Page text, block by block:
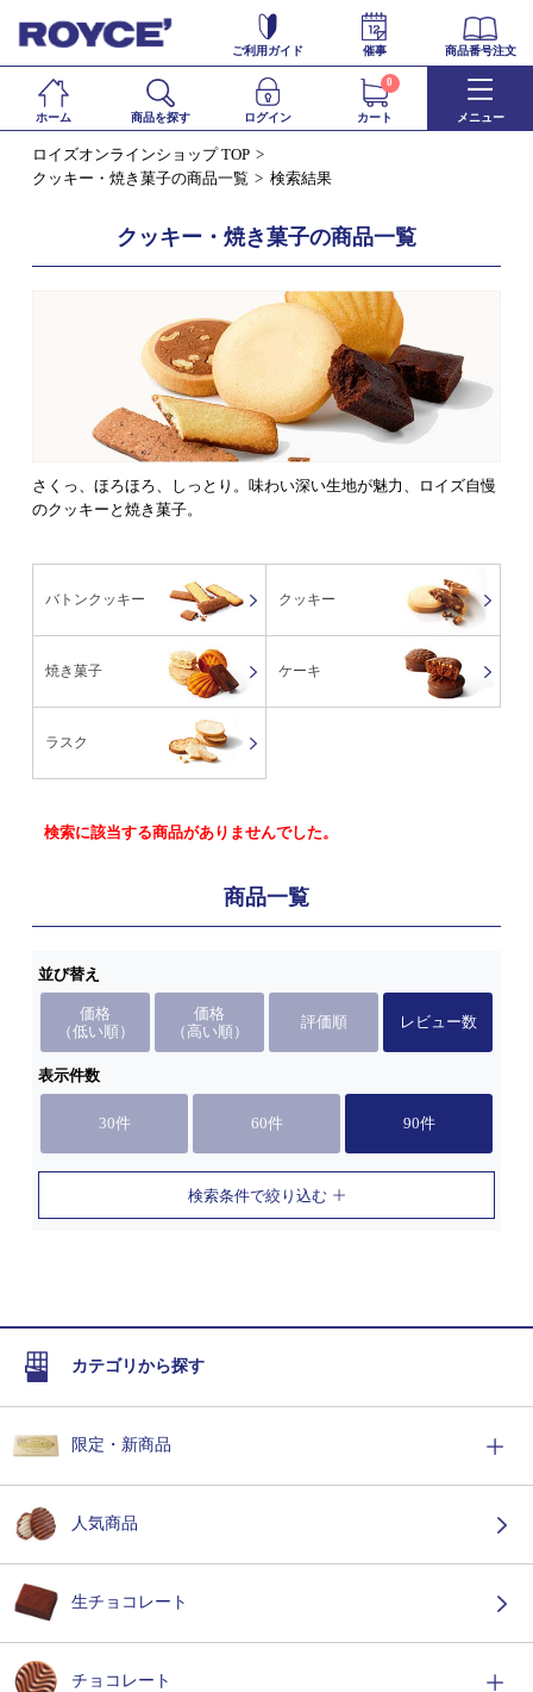
ご利用ガイド 催事 商品番号注文
ホーム 商品を探す ログイン カート
0
メニュー
ロイズオンラインショップ TOP
クッキー・焼き菓子の商品一覧
検索結果
クッキー・焼き菓子の商品一覧
さくっ、ほろほろ、しっとり。味わい深い生地が魅力、ロイズ自慢
のクッキーと焼き菓子。
バトンクッキー クッキー
焼き菓子 ケーキ
ラスク
検索に該当する商品がありませんでした。
商品一覧
並び替え
価格
（低い順）
価格
（高い順）
評価順 レビュー数
表示件数
30件 60件 90件
検索条件で絞り込む
カテゴリから探す
限定・新商品
人気商品
生チョコレート
チョコレート